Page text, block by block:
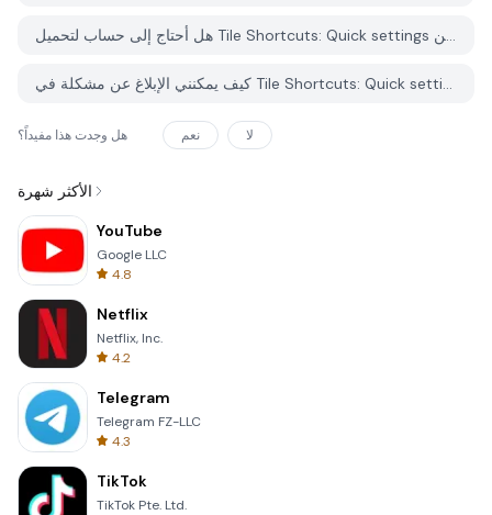
هل أحتاج إلى حساب لتحميل Tile Shortcuts: Quick settings من PGYER APK HUB؟
كيف يمكنني الإبلاغ عن مشكلة في Tile Shortcuts: Quick settings على PGYER APK HUB؟
هل وجدت هذا مفيداً؟ نعم لا
الأكثر شهرة
YouTube
Google LLC
4.8
Netflix
Netflix, Inc.
4.2
Telegram
Telegram FZ-LLC
4.3
TikTok
TikTok Pte. Ltd.